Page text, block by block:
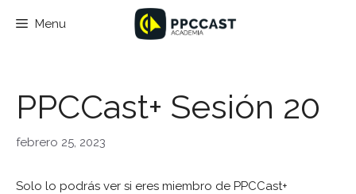
Menu
PPCCast+ Sesión 20
febrero 25, 2023
Solo lo podrás ver si eres miembro de PPCCast+